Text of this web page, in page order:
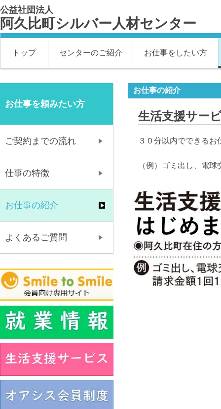
公益社団法人
阿久比町シルバー人材センター
トップ センターのご紹介 お仕事をしたい方
お仕事の紹介
生活支援サー
３０分以内でできる
（例）ゴミ出し、電
お仕事を頼みたい方
ご契約までの流れ
仕事の特徴
お仕事の紹介
よくあるご質問